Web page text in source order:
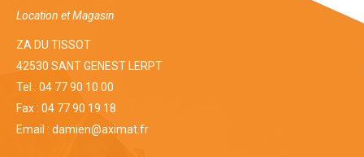
Location et Magasin
ZA DU TISSOT
42530 SANT GENEST LERPT
Tel : 04 77 90 10 00
Fax : 04 77 90 19 18
Email : damien@aximat.fr